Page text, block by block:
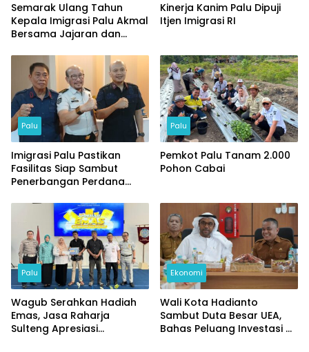
Semarak Ulang Tahun
Kepala Imigrasi Palu Akmal
Bersama Jajaran dan
Kinerja Kanim Palu Dipuji
Itjen Imigrasi RI
Palu
Imigrasi Palu Pastikan
Fasilitas Siap Sambut
Penerbangan Perdana
Palu
Pemkot Palu Tanam 2.000
Pohon Cabai
Palu
Wagub Serahkan Hadiah
Emas, Jasa Raharja
Sulteng Apresiasi
Ekonomi
Wali Kota Hadianto
Sambut Duta Besar UEA,
Bahas Peluang Investasi di